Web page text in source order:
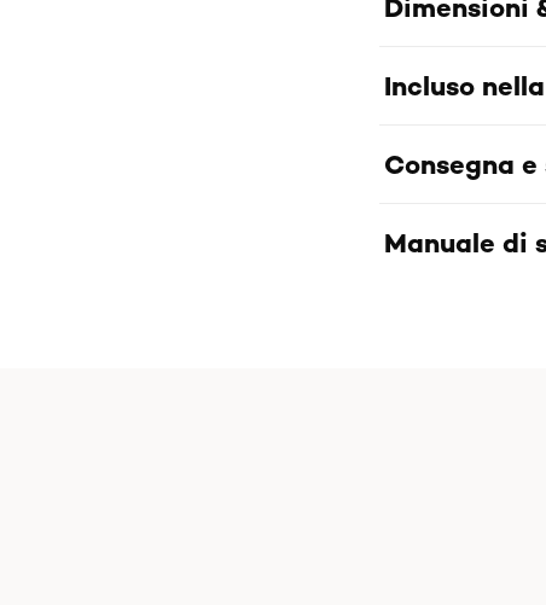
Dimensioni
Incluso
Consegna
Manuale di